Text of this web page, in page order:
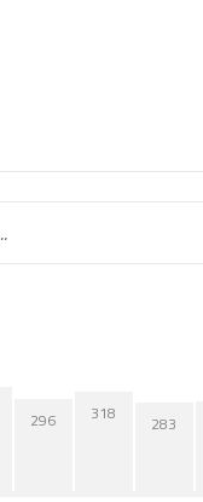
296 318 283